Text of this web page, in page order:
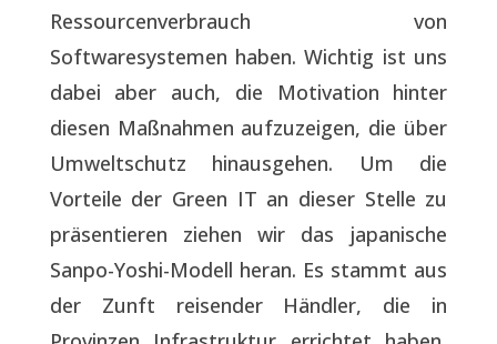
Ressourcenverbrauch von
Softwaresystemen haben. Wichtig ist uns
dabei aber auch, die Motivation hinter
diesen Maßnahmen aufzuzeigen, die über
Umweltschutz hinausgehen. Um die
Vorteile der Green IT an dieser Stelle zu
präsentieren ziehen wir das japanische
Sanpo-Yoshi-Modell heran. Es stammt aus
der Zunft reisender Händler, die in